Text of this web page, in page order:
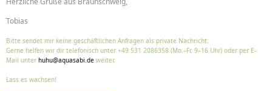
Tobias
Bitte sendet mir keine geschäftlichen Anfragen als private Nachricht.
Gerne helfen wir dir telefonisch unter +49 531 2086358 (Mo.–Fr. 9–16 Uhr) oder per E-
Mail unter huhu@aquasabi.de weiter.
Lass es wachsen!